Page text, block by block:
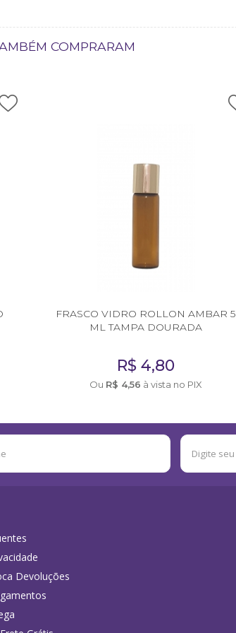
COMPRARAM
FRASCO VIDRO ROLLON AMBAR 5
ML TAMPA DOURADA
R$ 4,80
Ou R$ 4,56 à vista no PIX
Devoluções